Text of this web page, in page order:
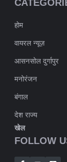
होम
वायरल न्यूज़
आसनसोल दुर्गापुर
मनोरंजन
बंगाल
देश राज्य
खेल
FOLLOW